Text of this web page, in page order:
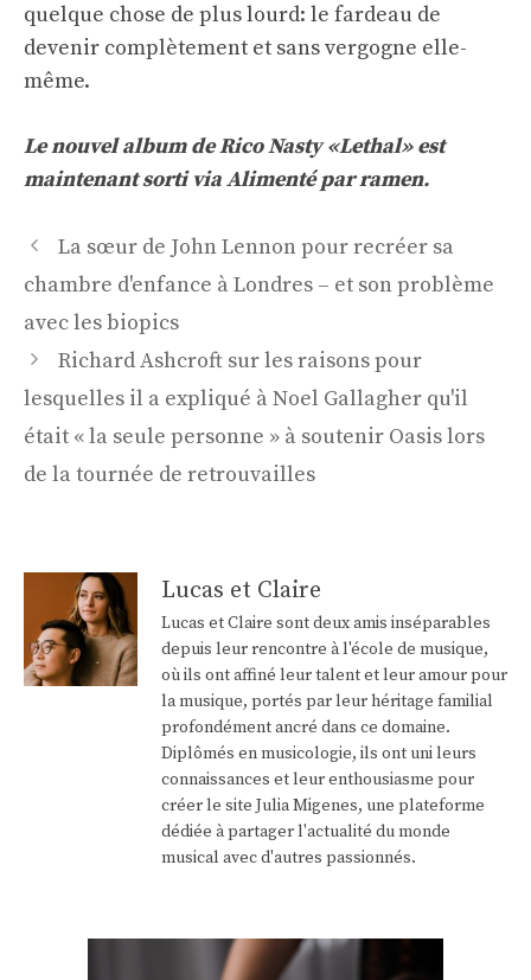
quelque chose de plus lourd: le fardeau de
devenir complètement et sans vergogne elle-
même.
Le nouvel album de Rico Nasty «Lethal» est
maintenant sorti viaAlimenté par ramen.
Navigation
des
articles
La sœur de John Lennon pour recréer sa
chambre d'enfance à Londres – et son problème
avec les biopics
Richard Ashcroft sur les raisons pour
lesquelles il a expliqué à Noel Gallagher qu'il
était « la seule personne » à soutenir Oasis lors
de la tournée de retrouvailles
Lucas et Claire
Lucas et Claire sont deux amis inséparables
depuis leur rencontre à l'école de musique,
où ils ont affiné leur talent et leur amour pour
la musique, portés par leur héritage familial
profondément ancré dans ce domaine.
Diplômés en musicologie, ils ont uni leurs
connaissances et leur enthousiasme pour
créer le site Julia Migenes, une plateforme
dédiée à partager l'actualité du monde
musical avec d'autres passionnés.